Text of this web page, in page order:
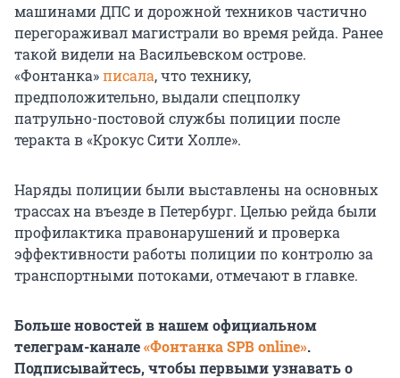
машинами ДПС и дорожной техников частично
перегораживал магистрали во время рейда. Ранее
такой видели на Васильевском острове.
«Фонтанка»писала, что технику,
предположительно, выдали спецполку
патрульно-постовой службы полиции после
теракта в «Крокус Сити Холле».
Наряды полиции были выставлены на основных
трассах на въезде в Петербург. Целью рейда были
профилактика правонарушений и проверка
эффективности работы полиции по контролю за
транспортными потоками, отмечают в главке.
Больше новостей в нашем официальном
телеграм-канале«Фонтанка SPB online».
Подписывайтесь, чтобы первыми узнавать о